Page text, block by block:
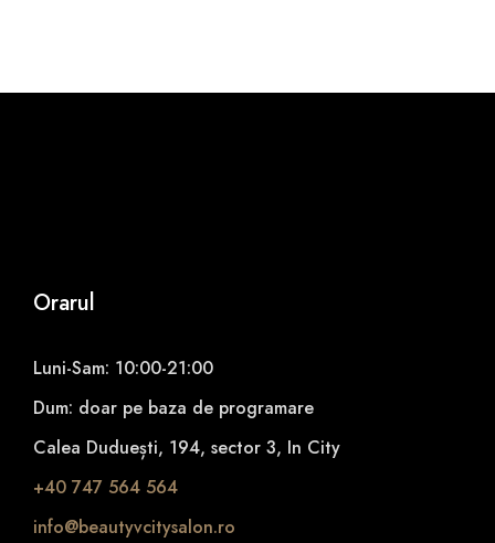
Orarul
Luni-Sam: 10:00-21:00
Dum: doar pe baza de programare
Calea Duduești, 194, sector 3, In City
+40 747 564 564
info@beautyvcitysalon.ro